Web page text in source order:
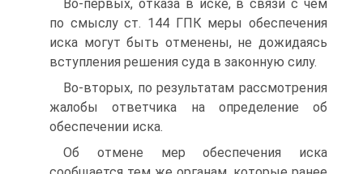
Во-первых, отказа в иске, в связи с чем
по смыслу ст. 144 ГПК меры обеспечения
иска могут быть отменены, не дожидаясь
вступления решения суда в законную силу.
Во-вторых, по результатам рассмотрения
жалобы ответчика на определение об
обеспечении иска.
Об отмене мер обеспечения иска